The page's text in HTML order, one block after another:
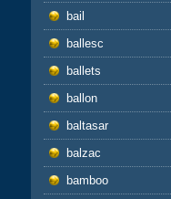
bail
ballesc
ballets
ballon
baltasar
balzac
bamboo